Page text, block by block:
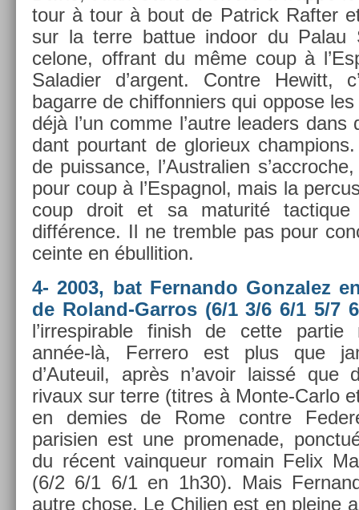
tour à tour à bout de Pat­rick Raft­er
sur la terre bat­tue in­door du
celone, of­frant du même coup à
Saladi­er d’ar­gent. Con­tre Hewitt,
bagar­re de chif­fonni­ers qui op­pose
déjà l’un comme l’autre lead­ers
dant pour­tant de glorieux
de puis­sance, l’Australi­en
pour coup à l’Es­pagnol, mais la
coup droit et sa maturité
différence. Il ne tremble pas pour
cein­te en ébul­li­tion.
4- 2003, bat Fer­nando Gon­zalez
de Roland-Garros (6/1 3/6 6/1 5/7
l’ir­respir­able fin­ish de cette par­tie
année-là, Fer­rero est plus que
d’Auteuil, après n’avoir laissé
rivaux sur terre (tit­res à Monte-Carlo
en de­m­ies de Rome con­tre
parisi­en est une pro­menade,
du récent vain­queur romain Felix
(6/2 6/1 6/1 en 1h30). Mais
autre chose. Le Chili­en est en pleine